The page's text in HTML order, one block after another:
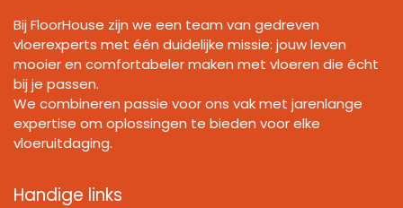
Bij FloorHouse zijn we een team van gedreven
vloerexperts met één duidelijke missie: jouw leven
mooier en comfortabeler maken met vloeren die écht
bij je passen.
We combineren passie voor ons vak met jarenlange
expertise om oplossingen te bieden voor elke
vloeruitdaging.
Handige links